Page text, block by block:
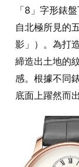
「8」字形錶
自北極所見的
影」）。為打
締造出土地的
感。根據不同
底面上躍然而